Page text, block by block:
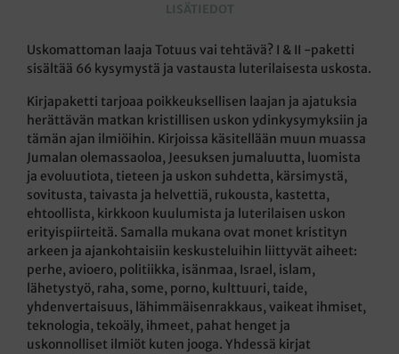
LISÄTIEDOT
Uskomattoman laaja Totuus vai tehtävä? I & II -paketti
sisältää 66 kysymystä ja vastausta luterilaisesta uskosta.
Kirjapaketti tarjoaa poikkeuksellisen laajan ja ajatuksia
herättävän matkan kristillisen uskon ydinkysymyksiin ja
tämän ajan ilmiöihin. Kirjoissa käsitellään muun muassa
Jumalan olemassaoloa, Jeesuksen jumaluutta, luomista
ja evoluutiota, tieteen ja uskon suhdetta, kärsimystä,
sovitusta, taivasta ja helvettiä, rukousta, kastetta,
ehtoollista, kirkkoon kuulumista ja luterilaisen uskon
erityispiirteitä. Samalla mukana ovat monet kristityn
arkeen ja ajankohtaisiin keskusteluihin liittyvät aiheet:
perhe, avioero, politiikka, isänmaa, Israel, islam,
lähetystyö, raha, some, porno, kulttuuri, taide,
yhdenvertaisuus, lähimmäisenrakkaus, vaikeat ihmiset,
teknologia, tekoäly, ihmeet, pahat henget ja
uskonnolliset ilmiöt kuten jooga. Yhdessä kirjat